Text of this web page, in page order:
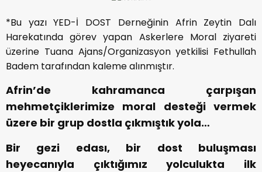
*Bu yazı YED-İ DOST Derneğinin Afrin Zeytin Dalı
Harekatında görev yapan Askerlere Moral ziyareti
üzerine Tuana Ajans/Organizasyon yetkilisi Fethullah
Badem tarafından kaleme alınmıştır.
Afrin’de kahramanca çarpışan
mehmetçiklerimize moral desteği vermek
üzere bir grup dostla çıkmıştık yola…
Bir gezi edası, bir dost buluşması
heyecanıyla çıktığımız yolculukta ilk